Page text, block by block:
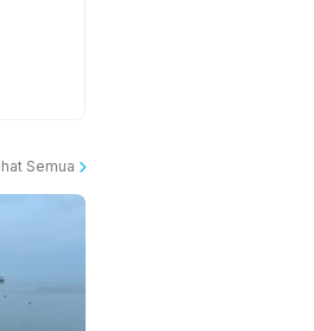
Semua